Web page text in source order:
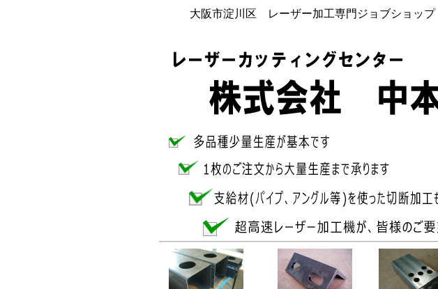
大阪市淀川区 レーザー加工専門ジョブシ